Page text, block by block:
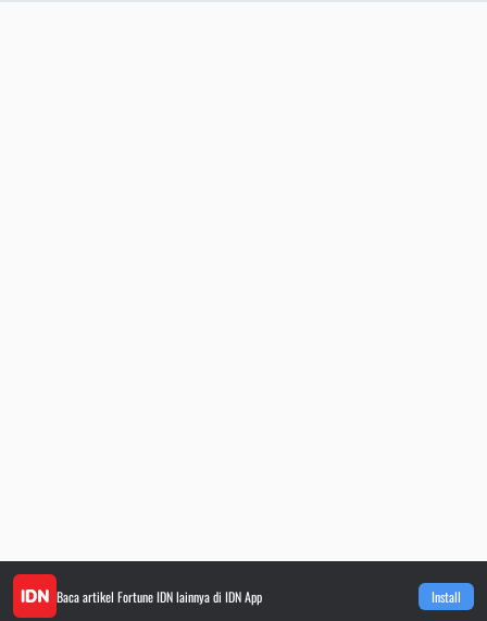
Baca artikel Fortune IDNlainnya di IDN App Install